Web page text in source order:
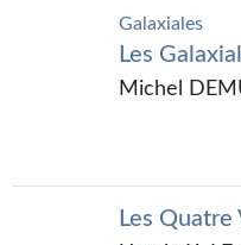
Livres audio
Tous les numéros
Galaxiales
Les
Michel
Les